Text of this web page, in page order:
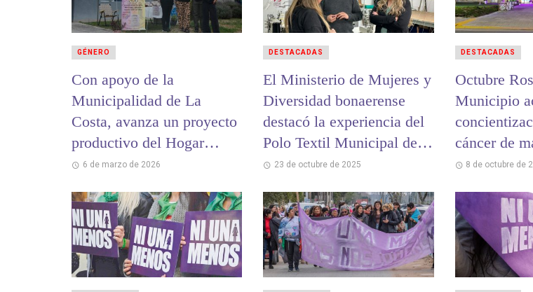
Con apoyo de la
Municipalidad de La
Costa, avanza un proyecto
productivo del Hogar
“Mara Mateu”
6 de marzo de 2026
GÉNERO
El Ministerio de Mujeres y
Diversidad bonaerense
destacó la experiencia del
Polo Textil Municipal de
La Costa
23 de octubre de 2025
DESTACADAS
Octubre
Municipio
cáncer de
8 de octubre de
DESTACADAS